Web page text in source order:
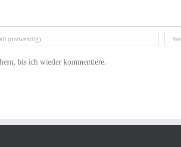
bis ich wieder kommentiere.